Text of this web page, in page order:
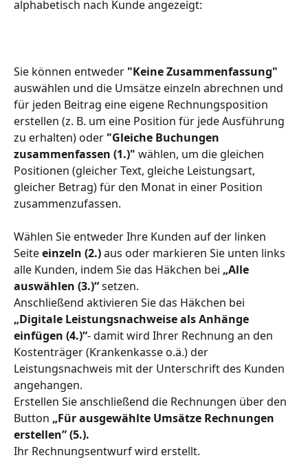
alphabetisch nach Kunde angezeigt:
Sie können entweder "Keine Zusammenfassung"
auswählen und die Umsätze einzeln abrechnen und
für jeden Beitrag eine eigene Rechnungsposition
erstellen (z. B. um eine Position für jede Ausführung
zu erhalten) oder "Gleiche Buchungen
zusammenfassen (1.)" wählen, um die gleichen
Positionen (gleicher Text, gleiche Leistungsart,
gleicher Betrag) für den Monat in einer Position
zusammenzufassen.
Wählen Sie entweder Ihre Kunden auf der linken
Seite einzeln (2.) aus oder markieren Sie unten links
alle Kunden, indem Sie das Häkchen bei „Alle
auswählen (3.)“ setzen.
Anschließend aktivieren Sie das Häkchen bei
„Digitale Leistungsnachweise als Anhänge
einfügen (4.)“- damit wird Ihrer Rechnung an den
Kostenträger (Krankenkasse o.ä.) der
Leistungsnachweis mit der Unterschrift des Kunden
angehangen.
Erstellen Sie anschließend die Rechnungen über den
Button „Für ausgewählte Umsätze Rechnungen
erstellen” (5.).
Ihr Rechnungsentwurf wird erstellt.